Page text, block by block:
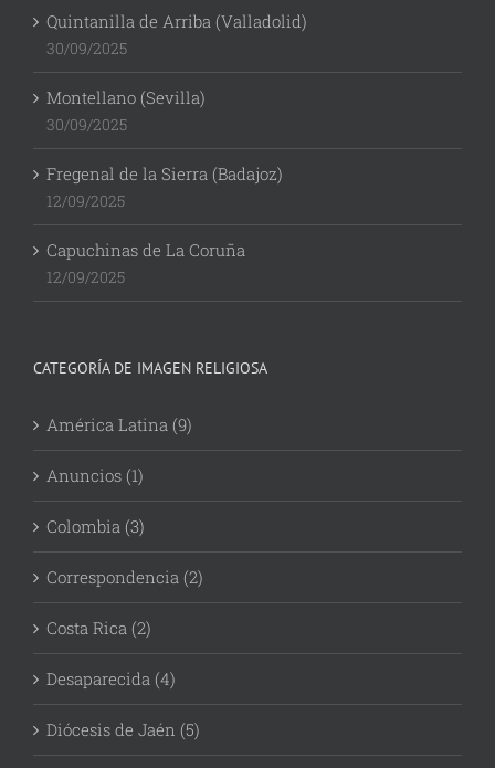
Quintanilla de Arriba (Valladolid)
30/09/2025
Montellano (Sevilla)
30/09/2025
Fregenal de la Sierra (Badajoz)
12/09/2025
Capuchinas de La Coruña
12/09/2025
CATEGORÍA DE IMAGEN RELIGIOSA
América Latina (9)
Anuncios (1)
Colombia (3)
Correspondencia (2)
Costa Rica (2)
Desaparecida (4)
Diócesis de Jaén (5)